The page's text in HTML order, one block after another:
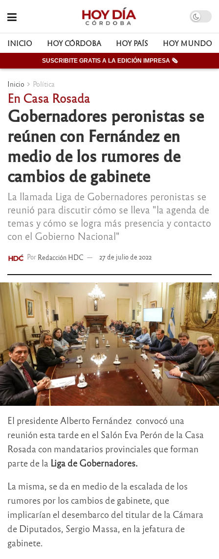
INICIO HOY CÓRDOBA HOY PAÍS HOY MUNDO
SUSCRIBITE GRATIS A LA EDICIÓN IMPRESA 🗞
Inicio Política
En Casa Rosada
Gobernadores peronistas se
reúnen con Fernández en
medio de los rumores de
cambios de gabinete
La llamada Liga de Gobernadores peronistas se
reunió para discutir cómo se lleva "la agenda de
temas y cómo se logra más presencia y contacto
con el Gobierno Nacional"
Por Redacción HDC 27 de julio de 2022
El presidente Alberto Fernández convocó una
reunión esta tarde en el Salón Eva Perón de la Casa
Rosada con mandatarios provinciales que forman
parte de la Liga de Gobernadores.
La misma, se da en medio de la escalada de los
rumores por los cambios de gabinete, que
implicarían el desembarco del titular de la Cámara
de Diputados, Sergio Massa, en la jefatura de
gabinete.